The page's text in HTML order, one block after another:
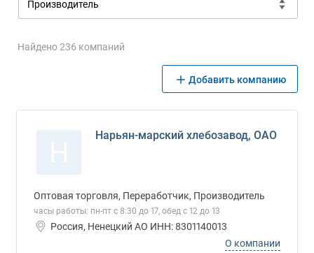
Найдено 236 компаний
Добавить компанию
Нарьян-марский хлебозавод, ОАО
Оптовая торговля, Переработчик, Производитель
часы работы: пн-пт с 8:30 до 17, обед с 12 до 13
Россия, Ненецкий АО ИНН: 8301140013
О компании